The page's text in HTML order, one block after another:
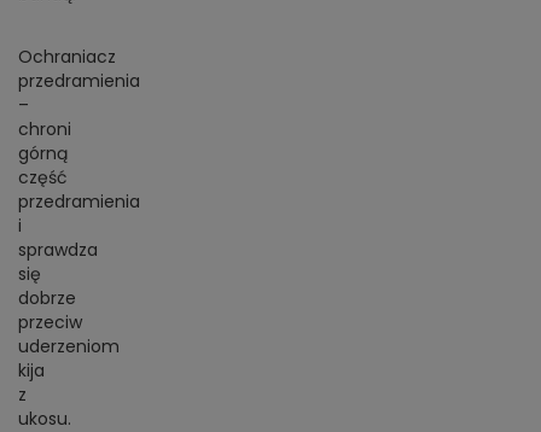
Ochraniacz
przedramienia
–
chroni
górną
część
przedramienia
i
sprawdza
się
dobrze
przeciw
uderzeniom
kija
z
ukosu.